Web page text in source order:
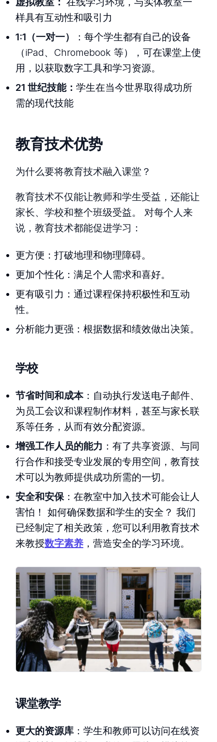
样具有互动性和吸引力
1:1（一对一）
：每个学生都有自己的设备
（iPad、Chromebook 等），可在课堂上使
用，以获取数字工具和学习资源。
21 世纪技能： 学生在当今世界取得成功所
需的现代技能
教育技术优势
为什么要将教育技术融入课堂？
教育技术不仅能让教师和学生受益，还能让
家长、学校和整个班级受益。 对每个人来
说，教育技术都能促进学习：
更方便：打破地理和物理障碍。
更加个性化：满足个人需求和喜好。
更有吸引力：通过课程保持积极性和互动
性。
分析能力更强：根据数据和绩效做出决策。
学校
节省时间和成本：自动执行发送电子邮件、
为员工会议和课程制作材料，甚至与家长联
系等任务，从而有效分配资源。
增强工作人员的能力 ：有了共享资源、与同
行合作和接受专业发展的专用空间，教育技
术可以为教师提供成功所需的一切。
安全和安保：在教室中加入技术可能会让人
害怕！ 如何确保数据和学生的安全？ 我们
已经制定了相关政策，您可以利用教育技术
来教授数字素养 ，营造安全的学习环境。
课堂教学
更大的资源库 ：学生和教师可以访问在线资